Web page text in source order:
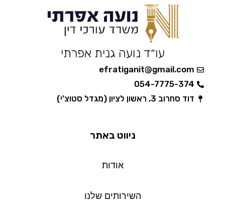
עו״ד נועה גנית אפרתי
efratiganit@gmail.com
054-7775-374
דוד סחרוב 3, ראשון לציון (מגדל סטוצ'י)
ניווט באתר
אודות
השירותים שלנו